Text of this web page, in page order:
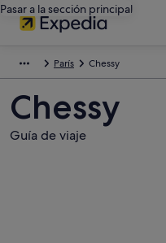
Pasar a la sección principal
París Chessy
Chessy
Guía de viaje